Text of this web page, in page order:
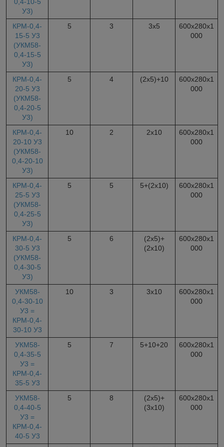
У3)
КРМ-0,4-
15-5 У3
(УКМ58-
0,4-15-5
У3)
5 3 3х5
600х280х1
000
КРМ-0,4-
20-5 У3
(УКМ58-
0,4-20-5
У3)
5 4 (2х5)+10
600х280х1
000
КРМ-0,4-
20-10 У3
(УКМ58-
0,4-20-10
У3)
10 2 2х10
600х280х1
000
КРМ-0,4-
25-5 У3
(УКМ58-
0,4-25-5
У3)
5 5 5+(2х10)
600х280х1
000
КРМ-0,4-
30-5 У3
(УКМ58-
0,4-30-5
У3)
5 6
(2х5)+
(2х10)
600х280х1
000
УКМ58-
0,4-30-10
У3 =
КРМ-0,4-
30-10 У3
10 3 3х10
600х280х1
000
УКМ58-
0,4-35-5
У3 =
КРМ-0,4-
35-5 У3
5 7 5+10+20
600х280х1
000
УКМ58-
0,4-40-5
У3 =
КРМ-0,4-
40-5 У3
5 8
(2х5)+
(3х10)
600х280х1
000